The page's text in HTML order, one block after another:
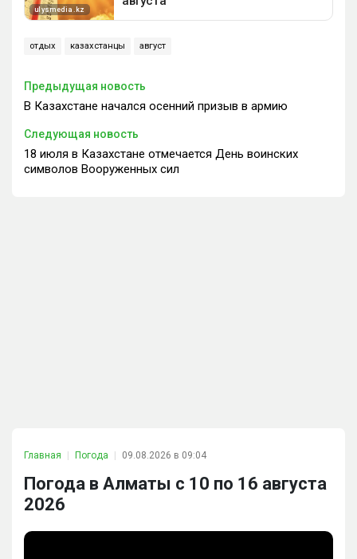
отдых казахстанцы август
Предыдущая новость
В Казахстане начался осенний призыв в армию
Следующая новость
18 июля в Казахстане отмечается День воинских
символов Вооруженных сил
Главная Погода 09.08.2026 в 09:04
Погода в Алматы с 10 по 16 августа
2026